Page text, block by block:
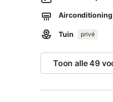
Meer informatie
Deze accommodatie
Airconditioning
Tuin privé
Toon alle 49